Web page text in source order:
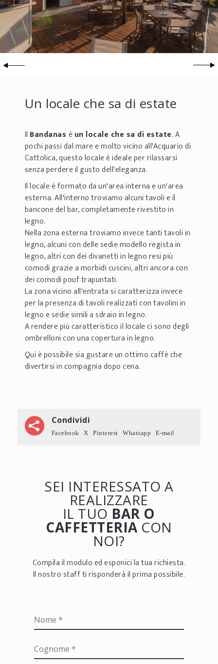
Un locale che sa di estate
Il Bandanas èun locale che sa di estate. A
pochi passi dal mare e molto vicino all'Acquario di
Cattolica, questo locale è ideale per rilassarsi
senza perdere il gusto dell'eleganza.
Il locale è formato da un'area interna e un'area
esterna. All'interno troviamo alcuni tavoli e il
bancone del bar, completamente rivestito in
legno.
Nella zona esterna troviamo invece tanti tavoli in
legno, alcuni con delle sedie modello regista in
legno, altri con dei divanetti in legno resi più
comodi grazie a morbidi cuscini, altri ancora con
dei comodi pouf trapuntati.
La zona vicino all'entrata si caratterizza invece
per la presenza di tavoli realizzati con tavolini in
legno e sedie simili a sdraio in legno.
A rendere più caratteristico il locale ci sono degli
ombrelloni con una copertura in legno.
Qui è possibile sia gustare un ottimo caffè che
divertirsi in compagnia dopo cena.
Condividi
Facebook X Pinterest Whatsapp E-mail
SEI INTERESSATO A
REALIZZARE
IL TUO BAR O
CAFFETTERIACON
NOI?
Compila il modulo ed esponici la tua richiesta.
Il nostro staff ti risponderà il prima possibile.